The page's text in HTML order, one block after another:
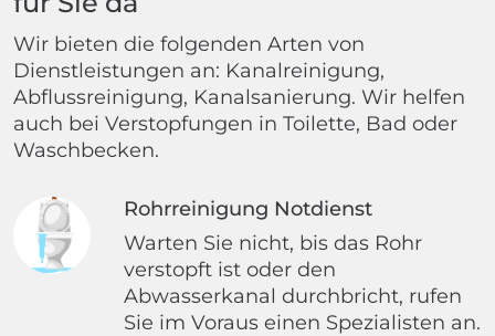
Wir bieten die folgenden Arten von
Dienstleistungen an: Kanalreinigung,
Abflussreinigung, Kanalsanierung. Wir helfen
auch bei Verstopfungen in Toilette, Bad oder
Waschbecken.
Rohrreinigung Notdienst
Warten Sie nicht, bis das Rohr
verstopft ist oder den
Abwasserkanal durchbricht, rufen
Sie im Voraus einen Spezialisten an.